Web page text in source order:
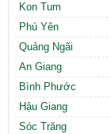
Kon Tum
Phú Yên
Quảng Ngãi
An Giang
Bình Phước
Hậu Giang
Sóc Trăng